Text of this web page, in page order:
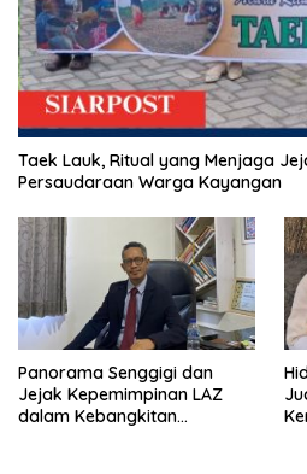
Taek Lauk, Ritual yang Menjaga
Persaudaraan Warga Kayangan
Panorama Senggigi dan
Jejak Kepemimpinan LAZ
dalam Kebangkitan